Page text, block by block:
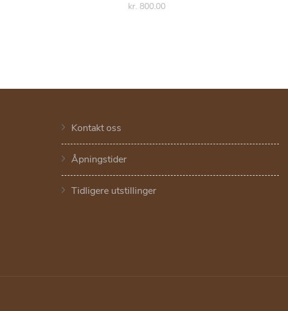
kr. 800.00
Kontakt oss
Åpningstider
Tidligere utstillinger